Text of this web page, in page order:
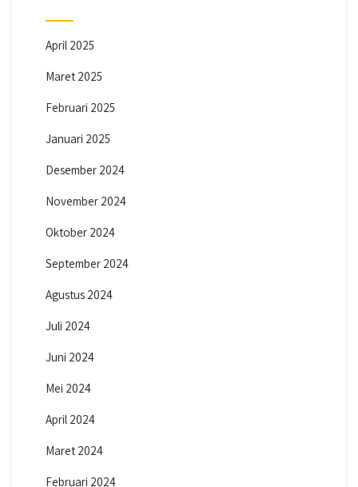
April 2025
Maret 2025
Februari 2025
Januari 2025
Desember 2024
November 2024
Oktober 2024
September 2024
Agustus 2024
Juli 2024
Juni 2024
Mei 2024
April 2024
Maret 2024
Februari 2024